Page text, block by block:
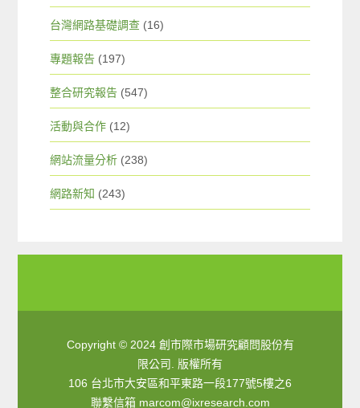
台灣網路基礎調查 (16)
專題報告 (197)
整合研究報告 (547)
活動與合作 (12)
網站流量分析 (238)
網路新知 (243)
Copyright © 2024 創市際市場研究顧問股份有
限公司. 版權所有
106 台北市大安區和平東路一段177號5樓之6
聯繫信箱 marcom@ixresearch.com